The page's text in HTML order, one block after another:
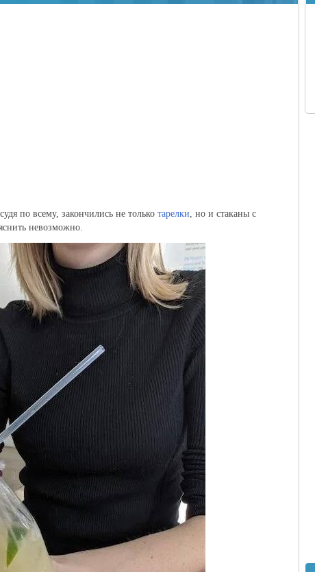
по всему, закончились не только тарелки, но и стаканы с
невозможно.